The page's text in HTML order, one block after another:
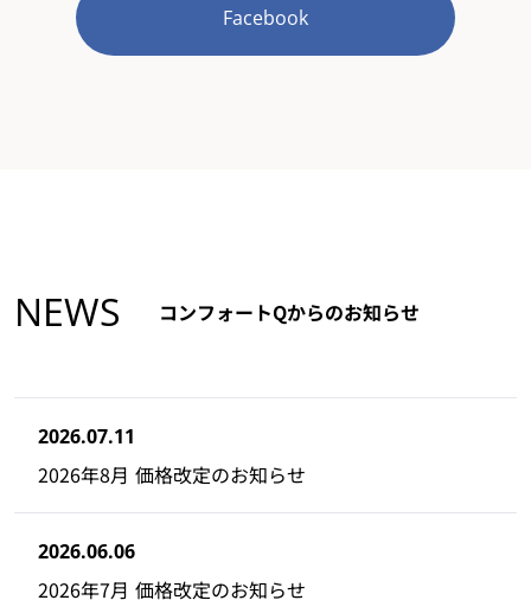
Facebook
NEWS コンフォートQからのお知らせ
2026.07.11
2026年8月 価格改定のお知らせ
2026.06.06
2026年7月 価格改定のお知らせ